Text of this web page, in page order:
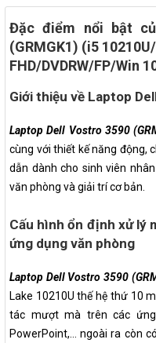
Đặc điểm nổi bật
(GRMGK1) (i5
FHD/DVDRW/FP/Win
Giới thiệu về Laptop
Laptop Dell Vostro 3590
cùng với thiết kế năng động,
dẫn dành cho sinh viên
văn phòng và giải trí cơ bản.
Cấu hình ổn định xử lý
ứng dụng văn phòng
Laptop Dell Vostro 3590
Lake 10210U thế hệ thứ 10
tác mượt mà trên các ứng
PowerPoint,... ngoài ra còn